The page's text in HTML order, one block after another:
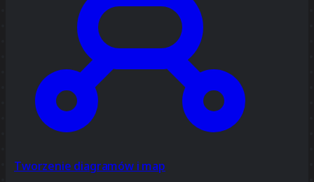
Tworzenie diagramów i map